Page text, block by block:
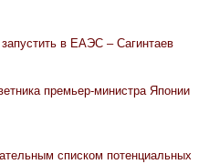
в ЕАЭС – Сагинтаев
премьер-министра Японии
списком потенциальных